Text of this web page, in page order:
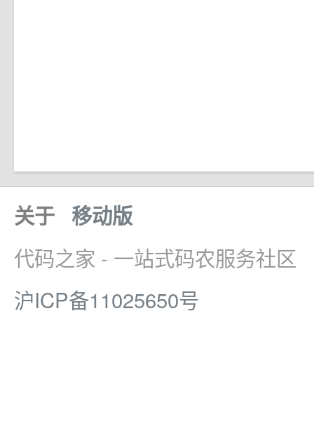
关于 移动版
代码之家 - 一站式码农服务社区
沪ICP备11025650号